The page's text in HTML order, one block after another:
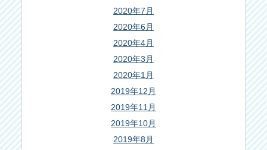
2020年7月
2020年6月
2020年4月
2020年3月
2020年1月
2019年12月
2019年11月
2019年10月
2019年8月